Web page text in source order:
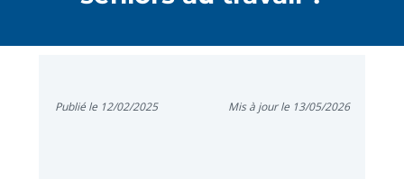
Publié le 12/02/2025 Mis à jour le 13/05/2026